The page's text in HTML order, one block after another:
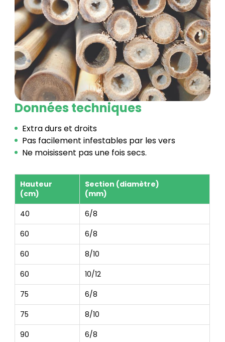
Données techniques
Extra durs et droits
Pas facilement infestables par les vers
Ne moisissent pas une fois secs.
Hauteur
(cm)
Section (diamètre)
(mm)
40
6/8
60
6/8
60
8/10
60
10/12
75
6/8
75
8/10
90
6/8